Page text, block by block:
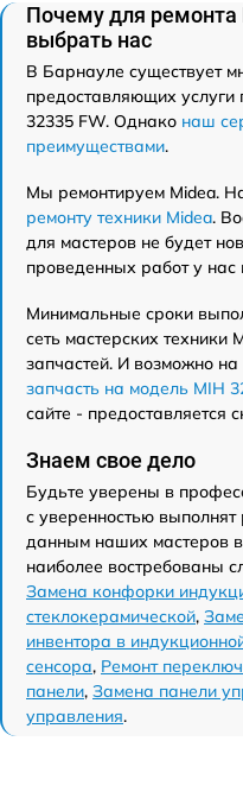
Почему для ремонта
выбрать нас
В Барнауле существует
предоставляющих услуги
32335 FW. Однако наш
преимуществами.
Мы ремонтируем Midea.
ремонту техники Midea.
для мастеров не будет
проведенных работ у нас
Минимальные сроки
сеть мастерских
запчастей. И возможно
запчасть на модель MIH
сайте - предоставляется
Знаем свое дело
Будьте уверены в
с уверенностью
данным наших мастеров
наиболее востребованы
Замена конфорки
стеклокерамической,
инвентора в
сенсора, Ремонт
панели, Замена панели
управления.